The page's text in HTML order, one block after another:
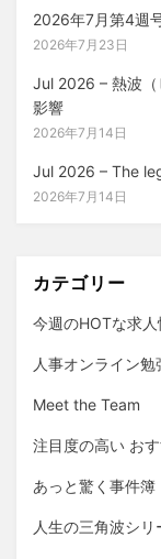
2026年7月第4週
2026年7月23日
Jul 2026 – 熱波（
影響
2026年7月14日
Jul 2026 – The
2026年7月14日
カテゴリー
今週のHOTな求人
人事オンライン勉
Meet the Team
注目度の高い お
あっと驚く事件簿
人生の三角波シリ